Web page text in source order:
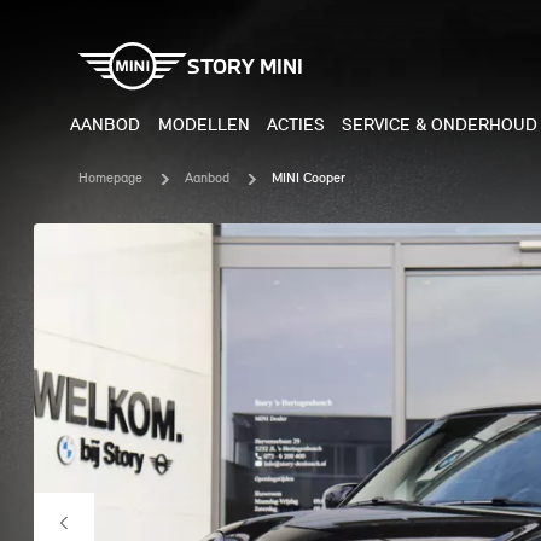
STORY MINI
AANBOD MODELLEN
ELEKTRISCH
MINI COUNTRYMAN ELECTRIC
JOHN COOPER WORKS
MINI
MINI
ACTIES SERVICE & ONDERHOUD
Homepage Aanbod MINI Cooper